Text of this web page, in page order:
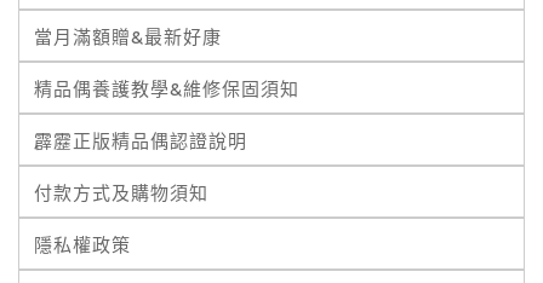
當月滿額贈&最新好康
精品偶養護教學&維修保固須知
霹靂正版精品偶認證說明
付款方式及購物須知
隱私權政策